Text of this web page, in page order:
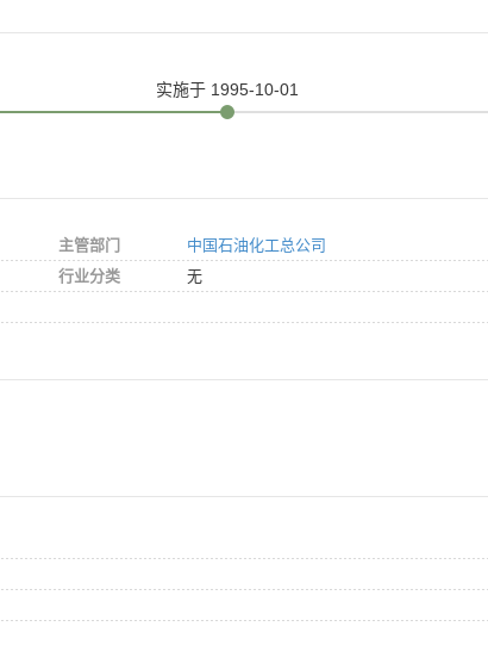
实施于 1995-10-01
主管部门
中国石油化工总公司
行业分类
无